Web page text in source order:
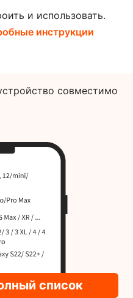
и использовать.
инструкции
совместимо
список